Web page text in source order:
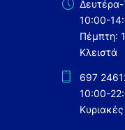
10:00-
Πέμπτη:
Κλειστά
697
10:00-